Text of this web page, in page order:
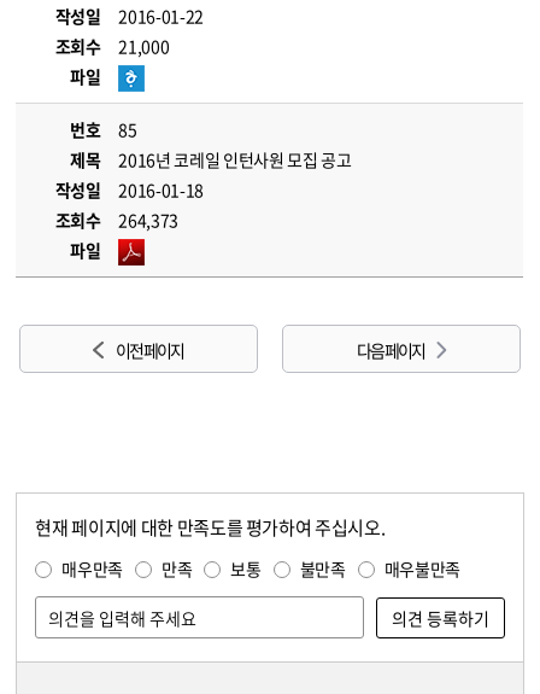
작성일
2016-01-22
조회수
21,000
파일
번호
85
제목
2016년 코레일 인턴사원 모집 공고
작성일
2016-01-18
조회수
264,373
파일
이전 페이지 다음 페이지
현재 페이지에 대한 만족도를 평가하여 주십시오.
매우만족 만족 보통 불만족 매우불만족